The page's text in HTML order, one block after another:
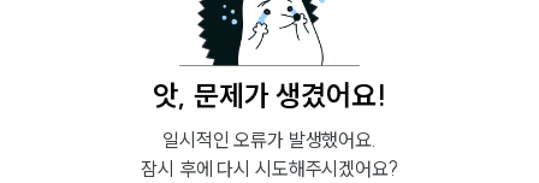
앗, 문제가 생겼어요!
일시적인 오류가 발생했어요.
잠시 후에 다시 시도해주시겠어요?